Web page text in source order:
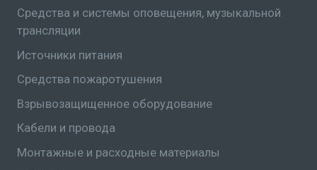
Средства и системы оповещения, музыкальной
трансляции
Источники питания
Средства пожаротушения
Взрывозащищенное оборудование
Кабели и провода
Монтажные и расходные материалы